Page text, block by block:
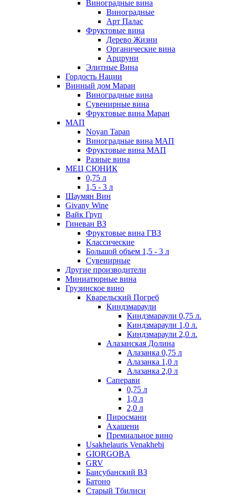
Виноградные вина
Виноградные
Арт Палас
Фруктовые вина
Дерево Жизни
Органические вина
Арцруни
Элитные Вина
Гордость Нации
Винный дом Маран
Виноградные вина
Сувенирные вина
Фруктовые вина Маран
МАП
Noyan Tapan
Виноградные вина МАП
Фруктовые вина МАП
Разные вина
МЕЦ СЮНИК
0,75 л
1,5 - 3 л
Шаумян Вин
Givany Wine
Вайк Груп
Гиневан ВЗ
Фруктовые вина ГВЗ
Классические
Большой объем 1,5 - 3 л
Сувенирные
Другие производители
Миниатюрные вина
Грузинское вино
Кварельский Погреб
Киндзмараули
Киндзмараули 0,75 л.
Киндзмараули 1,0 л.
Киндзмараули 2,0 л.
Алазанская Долина
Алазанка 0,75 л
Алазанка 1,0 л
Алазанка 2,0 л
Саперави
0,75 л
1,0 л
2,0 л
Пиросмани
Ахашени
Премиальное вино
Usakhelauris Venakhebi
GIORGOBA
GRV
Баисубанский ВЗ
Батоно
Старый Тбилиси